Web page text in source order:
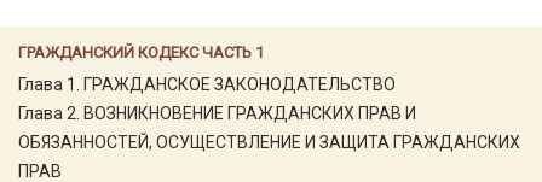
ГРАЖДАНСКИЙ КОДЕКС ЧАСТЬ 1
Глава 1. ГРАЖДАНСКОЕ ЗАКОНОДАТЕЛЬСТВО
Глава 2. ВОЗНИКНОВЕНИЕ ГРАЖДАНСКИХ ПРАВ И
ОБЯЗАННОСТЕЙ, ОСУЩЕСТВЛЕНИЕ И ЗАЩИТА ГРАЖДАНСКИХ
ПРАВ